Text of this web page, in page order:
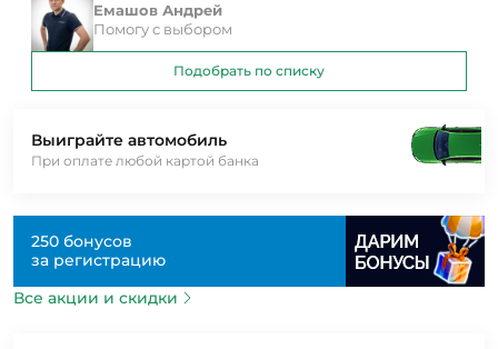
Выиграйте автомобиль
При оплате любой картой банка
250 бонусов
за регистрацию
Все акции и скидки
Емашов Андрей
Помогу с выбором
Подобрать по списку